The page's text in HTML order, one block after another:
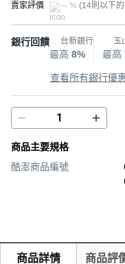
賣家評價
-- % (14則以下
銀行回饋 台新銀行
最高 8%
玉
最高
查看所有銀行優
商品主要規格
酷澎商品編號
商品詳情 商品評